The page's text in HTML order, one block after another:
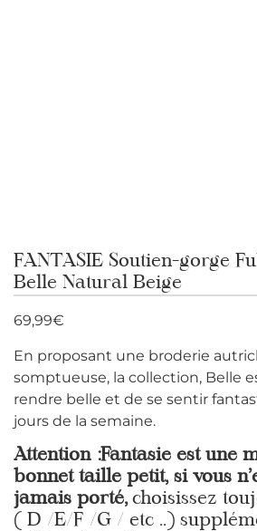
FANTASIE Soutien-gorge
Belle Natural Beige
69,99€
En proposant une broderie
somptueuse, la collection, Belle
rendre belle et de se sentir
jours de la semaine.
Attention :Fantasie est une
bonnet taille petit, si vous
jamais porté, choisissez
( D /E/F /G / etc ..)